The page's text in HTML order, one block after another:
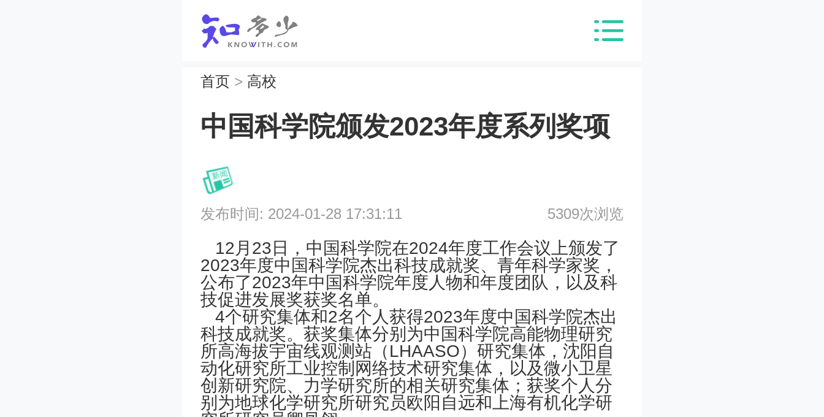
首页 > 高校
中国科学院颁发2023年度系列奖项
发布时间: 2024-01-28 17:31:11 5309次浏览
12月23日，中国科学院在2024年度工作会议上颁发了
2023年度中国科学院杰出科技成就奖、青年科学家奖，
公布了2023年中国科学院年度人物和年度团队，以及科
技促进发展奖获奖名单。
4个研究集体和2名个人获得2023年度中国科学院杰出
科技成就奖。获奖集体分别为中国科学院高能物理研究
所高海拔宇宙线观测站（LHAASO）研究集体，沈阳自
动化研究所工业控制网络技术研究集体，以及微小卫星
创新研究院、力学研究所的相关研究集体；获奖个人分
别为地球化学研究所研究员欧阳自远和上海有机化学研